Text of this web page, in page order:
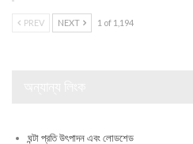
PREV NEXT 1 of 1,194
ঘন্টা প্রতি উৎপাদন এবং লোডশেড